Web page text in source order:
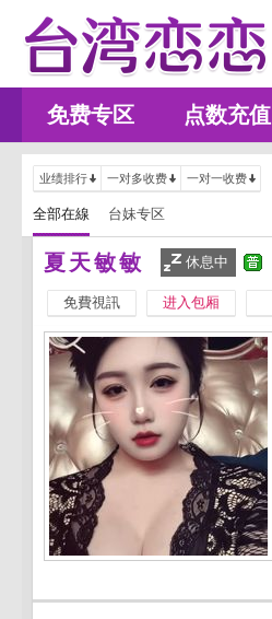
免费专区 点数充值
业绩排行 一对多收费 一对一收费
全部在線 台妹专区
夏天敏敏 休息中
免費視訊 进入包厢